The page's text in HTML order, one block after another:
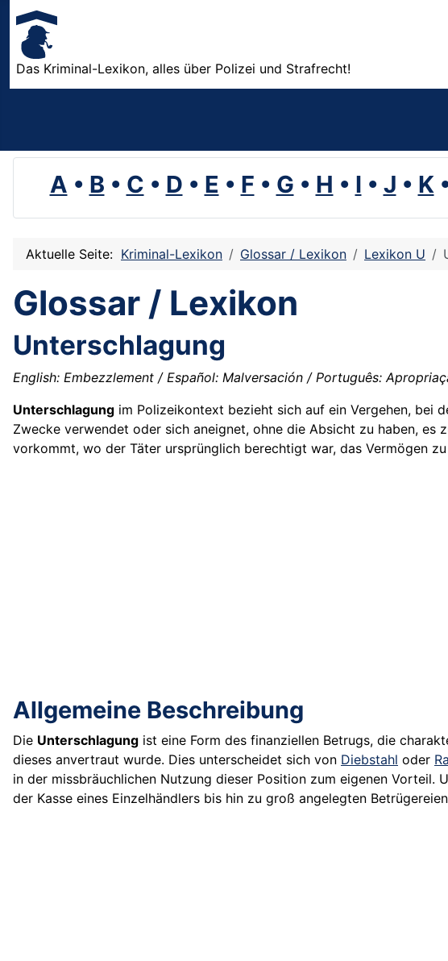
Das Kriminal-Lexikon, alles über Polizei und Strafrecht!
A • B • C • D • E • F • G • H • I • J • K
Aktuelle Seite: Kriminal-Lexikon Glossar / Lexikon Lexikon U
Glossar / Lexikon
Unterschlagung
English: Embezzlement / Español: Malversación / Português:
Unterschlagung im Polizeikontext bezieht sich auf ein Vergehen, bei
Zwecke verwendet oder sich aneignet, ohne die Absicht zu haben, es
vorkommt, wo der Täter ursprünglich berechtigt war, das Vermögen
Allgemeine Beschreibung
Die Unterschlagung ist eine Form des finanziellen Betrugs, die
dieses anvertraut wurde. Dies unterscheidet sich von Diebstahl oder
in der missbräuchlichen Nutzung dieser Position zum eigenen
der Kasse eines Einzelhändlers bis hin zu groß angelegten